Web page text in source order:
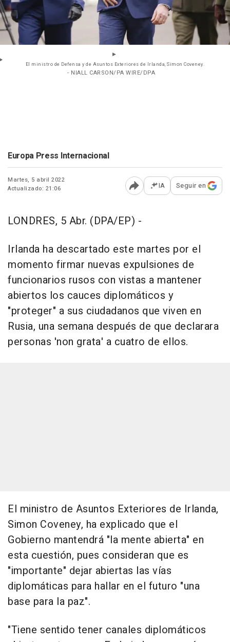
El ministro de Defensa y de Asuntos Exteriores de Irlanda, Simon Coveney.
- NIALL CARSON/PA WIRE/DPA
Europa Press Internacional
Martes, 5 abril 2022
Actualizado: 21:06
Abrir opciones para
IA Seguir en
LONDRES, 5 Abr. (DPA/EP) -
Irlanda ha descartado este martes por el
momento firmar nuevas expulsiones de
funcionarios rusos con vistas a mantener
abiertos los cauces diplomáticos y
"proteger" a sus ciudadanos que viven en
Rusia, una semana después de que declarara
personas 'non grata' a cuatro de ellos.
El ministro de Asuntos Exteriores de Irlanda,
Simon Coveney, ha explicado que el
Gobierno mantendrá "la mente abierta" en
esta cuestión, pues consideran que es
"importante" dejar abiertas las vías
diplomáticas para hallar en el futuro "una
base para la paz".
"Tiene sentido tener canales diplomáticos